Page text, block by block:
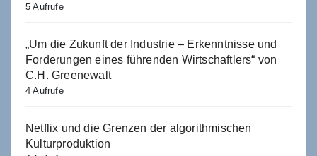
5 Aufrufe
„Um die Zukunft der Industrie – Erkenntnisse und
Forderungen eines führenden Wirtschaftlers“ von
C.H. Greenewalt
4 Aufrufe
Netflix und die Grenzen der algorithmischen
Kulturproduktion